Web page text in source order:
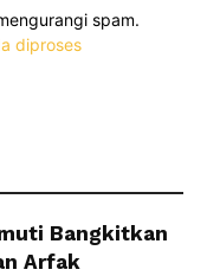
spam.
diproses
Bangkitkan
Arfak